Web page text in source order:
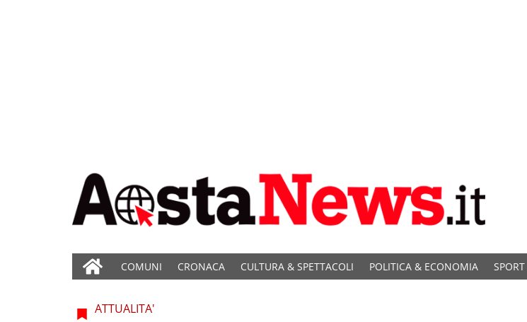
COMUNI CRONACA CULTURA & SPETTACOLI POLITICA & ECONOMIA SPORT
ATTUALITA'